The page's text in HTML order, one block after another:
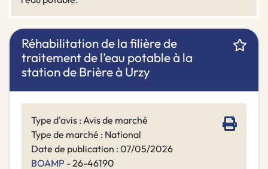
Réhabilitation de la filière de
traitement de l’eau potable à la
station de Brière à Urzy
Type d'avis : Avis de marché
Type de marché : National
Date de publication : 07/05/2026
BOAMP - 26-46190